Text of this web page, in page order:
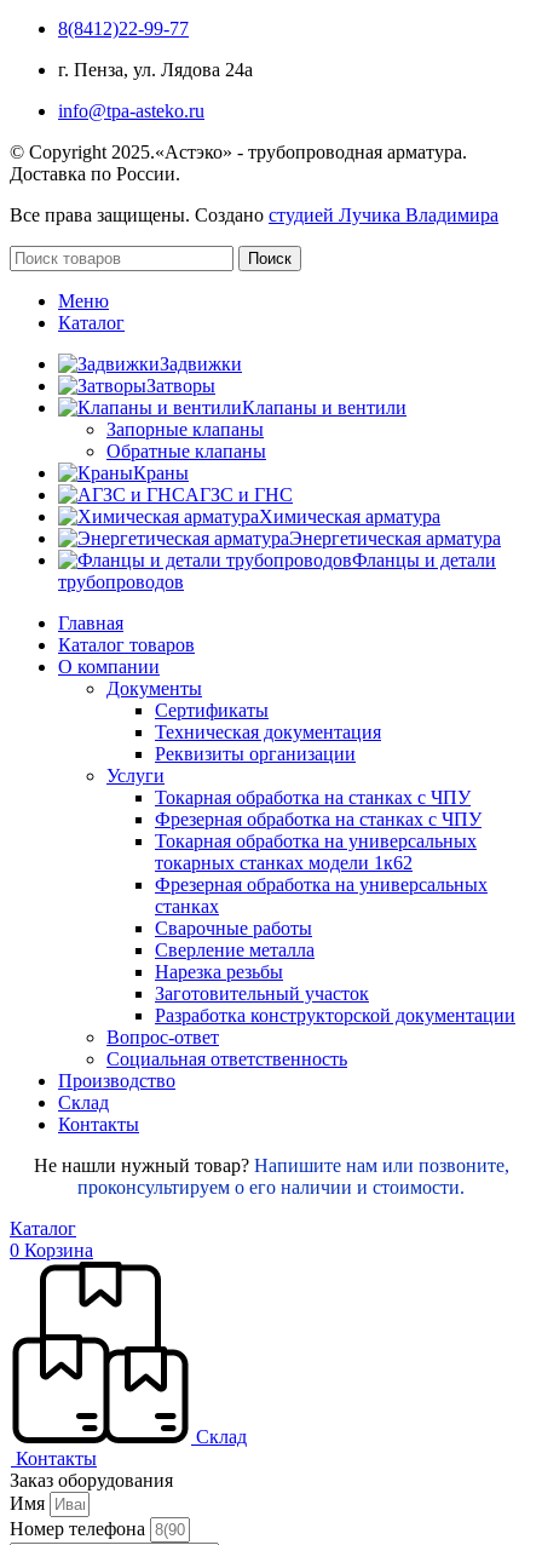
8(8412)22-99-77
г. Пенза, ул. Лядова 24а
info@tpa-asteko.ru
© Copyright 2025.«Астэко» - трубопроводная арматура.
Доставка по России.
Все права защищены. Создано студией Лучика Владимира
Поиск
Меню
Каталог
Задвижки
Затворы
Клапаны и вентили
Запорные клапаны
Обратные клапаны
Краны
АГЗС и ГНС
Химическая арматура
Энергетическая арматура
Фланцы и детали
трубопроводов
Главная
Каталог товаров
О компании
Документы
Сертификаты
Техническая документация
Реквизиты организации
Услуги
Токарная обработка на станках с ЧПУ
Фрезерная обработка на станках с ЧПУ
Токарная обработка на универсальных
токарных станках модели 1к62
Фрезерная обработка на универсальных
станках
Сварочные работы
Сверление металла
Нарезка резьбы
Заготовительный участок
Разработка конструкторской документации
Вопрос-ответ
Социальная ответственность
Производство
Склад
Контакты
Не нашли нужный товар? Напишите нам или позвоните,
проконсультируем о его наличии и стоимости.
Каталог
0 Корзина
Склад
Контакты
Заказ оборудования
Имя
Номер телефона